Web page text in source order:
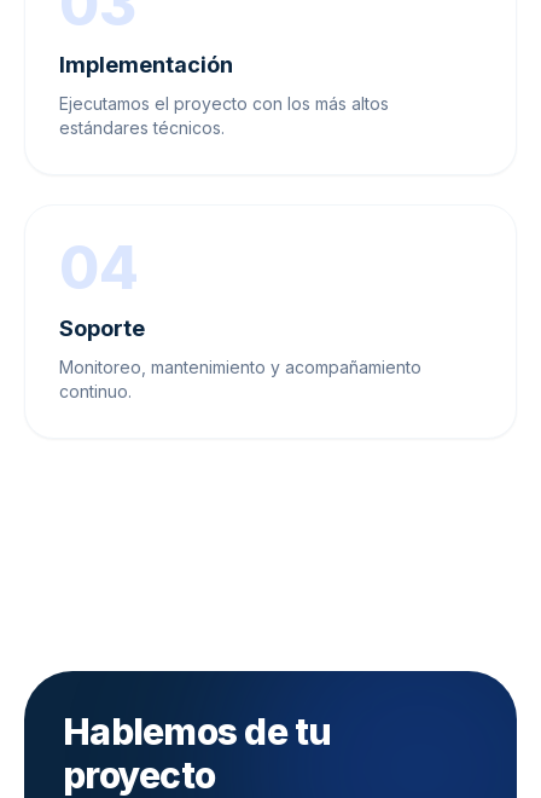
Implementación
Ejecutamos el proyecto con los más altos
estándares técnicos.
04
Soporte
Monitoreo, mantenimiento y acompañamiento
continuo.
Hablemos de tu
proyecto